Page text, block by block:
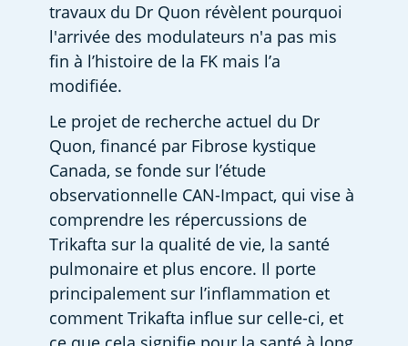
travaux du Dr Quon révèlent pourquoi
l'arrivée des modulateurs n'a pas mis
fin à l’histoire de la FK mais l’a
modifiée.
Le projet de recherche actuel du Dr
Quon, financé par Fibrose kystique
Canada, se fonde sur l’étude
observationnelle CAN-Impact, qui vise à
comprendre les répercussions de
Trikafta sur la qualité de vie, la santé
pulmonaire et plus encore. Il porte
principalement sur l’inflammation et
comment Trikafta influe sur celle-ci, et